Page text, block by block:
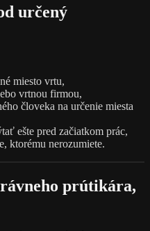
určený
miesto vrtu,
vrtnou firmou,
človeka na určenie miesta
ešte pred začiatkom prác,
ktorému nerozumiete.
prútikára,